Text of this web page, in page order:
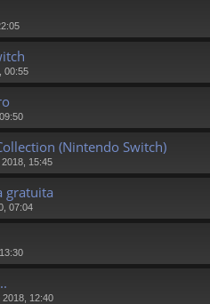
00:55
(Nintendo Switch)
15:45
gratuita
07:04
2018, 12:40